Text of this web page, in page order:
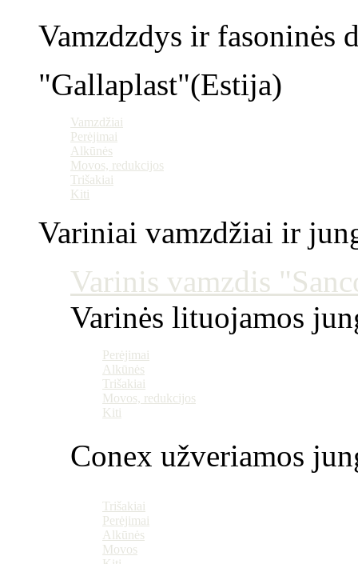
Vamzdzdys ir fasoninės
"Gallaplast"(Estija)
Vamzdžiai
Perėjimai
Alkūnės
Movos, redukcijos
Trišakiai
Kiti
Variniai vamzdžiai ir
Varinis vamzdis
Varinės lituojamos
Perėjimai
Alkūnės
Trišakiai
Movos, redukcijos
Kiti
Conex užveriamos
Trišakiai
Perėjimai
Alkūnės
Movos